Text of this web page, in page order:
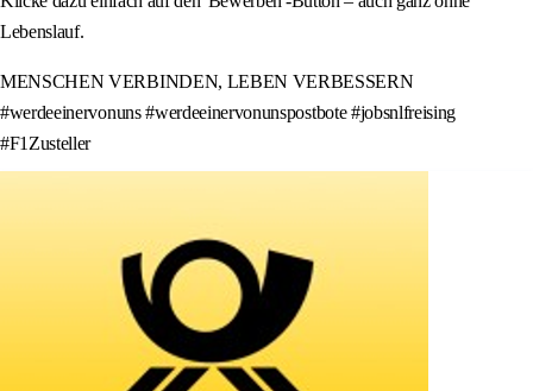
Lebenslauf.
MENSCHEN VERBINDEN, LEBEN VERBESSERN
#werdeeinervonuns #werdeeinervonunspostbote #jobsnlfreising
#F1Zusteller